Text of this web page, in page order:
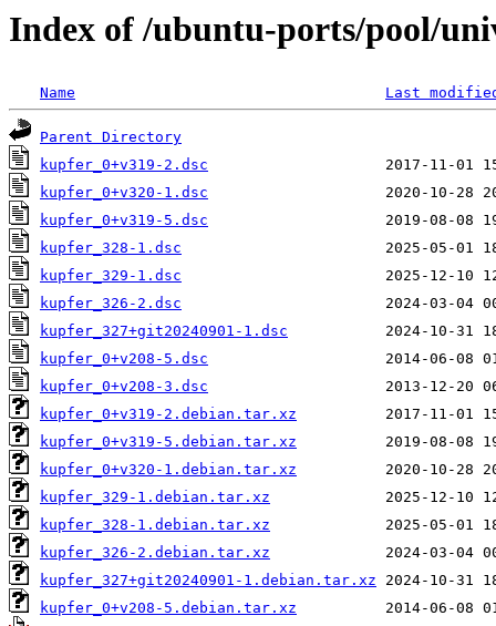
Index of /ubuntu-ports/pool/
Name Last
Parent Directory
kupfer_0+v319-2.dsc
kupfer_0+v320-1.dsc
kupfer_0+v319-5.dsc
kupfer_328-1.dsc
kupfer_329-1.dsc
kupfer_326-2.dsc
kupfer_327+git20240901-1.dsc
kupfer_0+v208-5.dsc
kupfer_0+v208-3.dsc
kupfer_0+v319-2.debian.tar.xz
kupfer_0+v319-5.debian.tar.xz
kupfer_0+v320-1.debian.tar.xz
kupfer_329-1.debian.tar.xz
kupfer_328-1.debian.tar.xz
kupfer_326-2.debian.tar.xz
kupfer_327+git20240901-1.debian.tar.xz
kupfer_0+v208-5.debian.tar.xz